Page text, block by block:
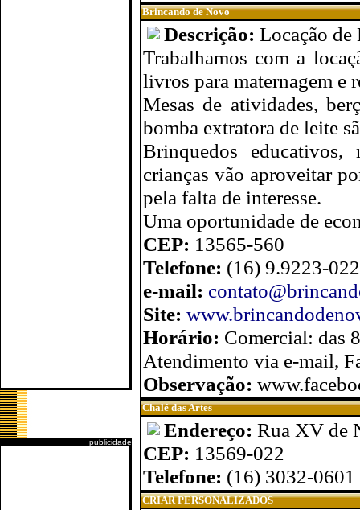
publicidade
Brincando de Novo
Descrição: Locação
Trabalhamos com a
livros para maternagem e
Mesas de atividades,
bomba extratora de leite
Brinquedos
crianças vão aproveitar
pela falta de interesse.
Uma oportunidade de
CEP: 13565-560
Telefone: (16) 9.9223-
e-mail:
Site:
Horário: Comercial: das
Atendimento via e-mail,
Observação:
Chalé das Artes
Endereço: Rua XV de
CEP: 13569-022
Telefone: (16) 3032-0601
CRIAR PERSONALIZADOS